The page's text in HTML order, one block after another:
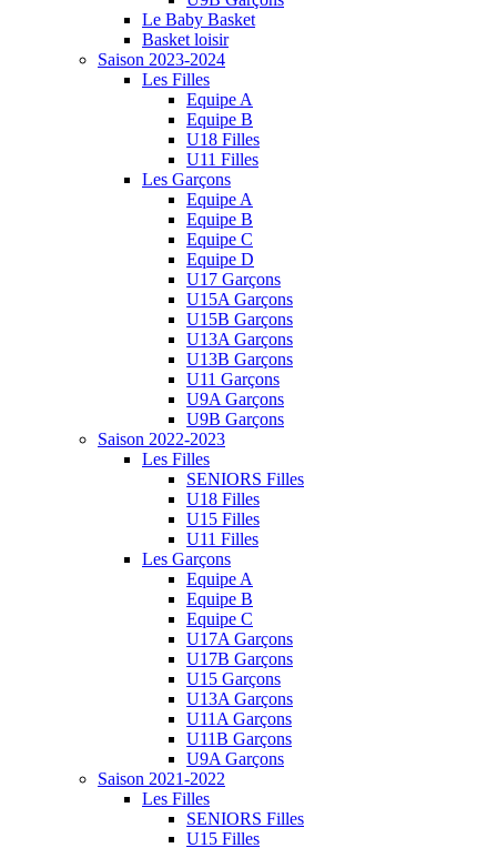
Le Baby Basket
Basket loisir
Saison 2023-2024
Les Filles
Equipe A
Equipe B
U18 Filles
U11 Filles
Les Garçons
Equipe A
Equipe B
Equipe C
Equipe D
U17 Garçons
U15A Garçons
U15B Garçons
U13A Garçons
U13B Garçons
U11 Garçons
U9A Garçons
U9B Garçons
Saison 2022-2023
Les Filles
SENIORS Filles
U18 Filles
U15 Filles
U11 Filles
Les Garçons
Equipe A
Equipe B
Equipe C
U17A Garçons
U17B Garçons
U15 Garçons
U13A Garçons
U11A Garçons
U11B Garçons
U9A Garçons
Saison 2021-2022
Les Filles
SENIORS Filles
U15 Filles